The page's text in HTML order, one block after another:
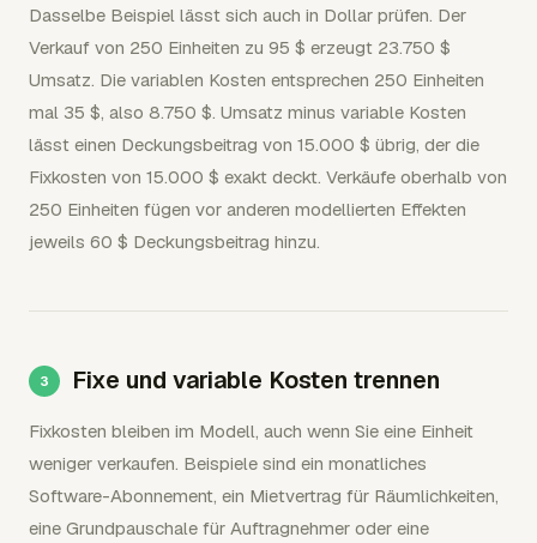
Dasselbe Beispiel lässt sich auch in Dollar prüfen. Der
Verkauf von 250 Einheiten zu 95 $ erzeugt 23.750 $
Umsatz. Die variablen Kosten entsprechen 250 Einheiten
mal 35 $, also 8.750 $. Umsatz minus variable Kosten
lässt einen Deckungsbeitrag von 15.000 $ übrig, der die
Fixkosten von 15.000 $ exakt deckt. Verkäufe oberhalb von
250 Einheiten fügen vor anderen modellierten Effekten
jeweils 60 $ Deckungsbeitrag hinzu.
Fixe und variable Kosten trennen
Fixkosten bleiben im Modell, auch wenn Sie eine Einheit
weniger verkaufen. Beispiele sind ein monatliches
Software-Abonnement, ein Mietvertrag für Räumlichkeiten,
eine Grundpauschale für Auftragnehmer oder eine